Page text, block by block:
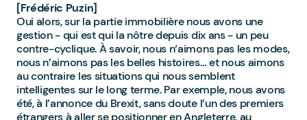
[Frédéric Puzin]
Oui alors, sur la partie immobilière nous avons une
gestion - qui est qui la nôtre depuis dix ans - un peu
contre-cyclique. À savoir, nous n‘aimons pas les modes,
nous n’aimons pas les belles histoires… et nous aimons
au contraire les situations qui nous semblent
intelligentes sur le long terme. Par exemple, nous avons
été, à l’annonce du Brexit, sans doute l’un des premiers
étrangers à aller se positionner en Angleterre, au